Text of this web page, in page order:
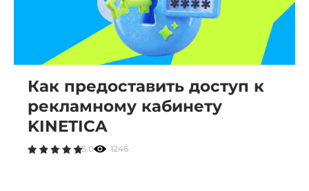
Как предоставить доступ к
рекламному кабинету
KINETICA
5.0 1246